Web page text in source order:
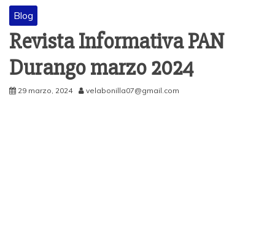
Blog
Revista Informativa PAN
Durango marzo 2024
29 marzo, 2024 velabonilla07@gmail.com